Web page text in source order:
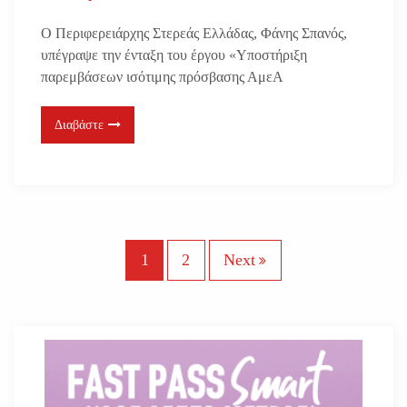
Ο Περιφερειάρχης Στερεάς Ελλάδας, Φάνης Σπανός,
υπέγραψε την ένταξη του έργου «Υποστήριξη
παρεμβάσεων ισότιμης πρόσβασης ΑμεΑ
Διαβάστε
λ
ι
1 2 Next